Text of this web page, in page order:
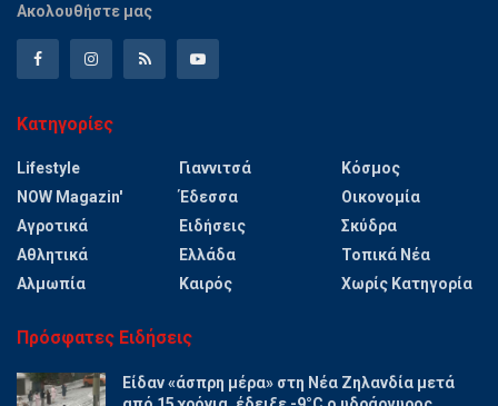
Ακολουθήστε μας
Κατηγορίες
Lifestyle
NOW Magazin'
Αγροτικά
Αθλητικά
Αλμωπία
Γιαννιτσά
Έδεσσα
Ειδήσεις
Ελλάδα
Καιρός
Κόσμος
Οικονομία
Σκύδρα
Τοπικά Νέα
Χωρίς Κατηγορία
Πρόσφατες Ειδήσεις
Είδαν «άσπρη μέρα» στη Νέα Ζηλανδία μετά